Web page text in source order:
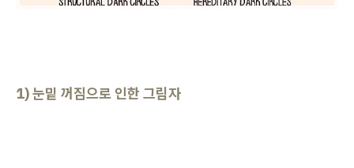
1) 눈밑 꺼짐으로 인한 그림자